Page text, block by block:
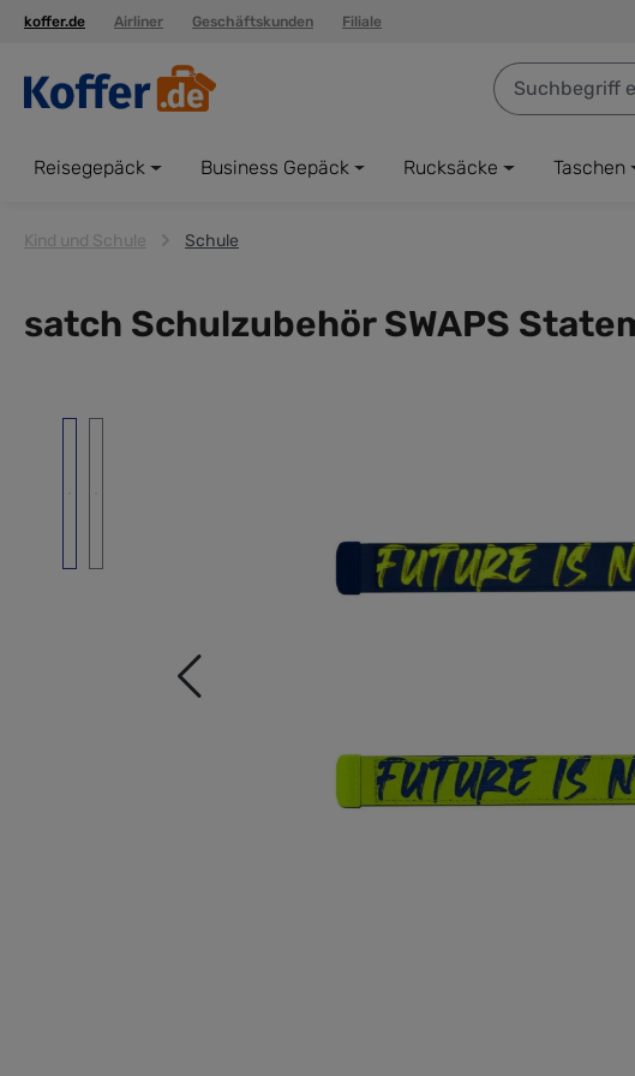
Zur Hauptnavigation springen
koffer.de Airliner Geschäftskunden Filiale
Reisegepäck Business Gepäck Rucksäcke Taschen
Kind und Schule Schule
satch Schulzubehör SWAPS